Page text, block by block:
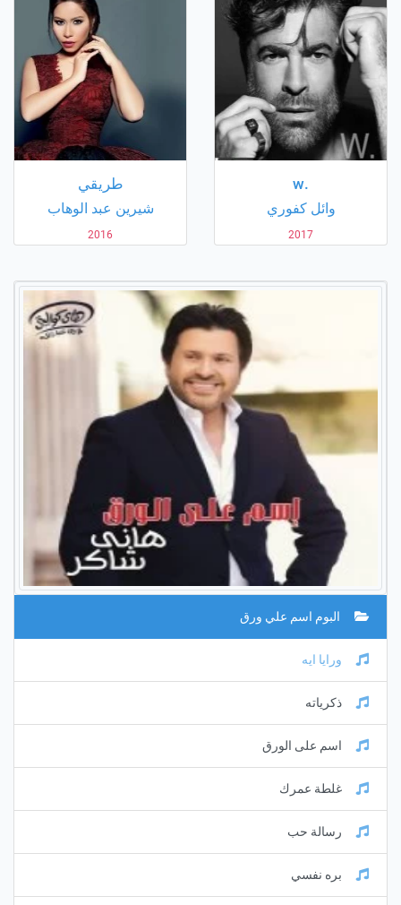
.w
وائل كفوري
2017
طريقي
شيرين عبد الوهاب
2016
البوم اسم علي ورق
ورايا ايه
ذكرياته
اسم على الورق
غلطة عمرك
رسالة حب
بره نفسي